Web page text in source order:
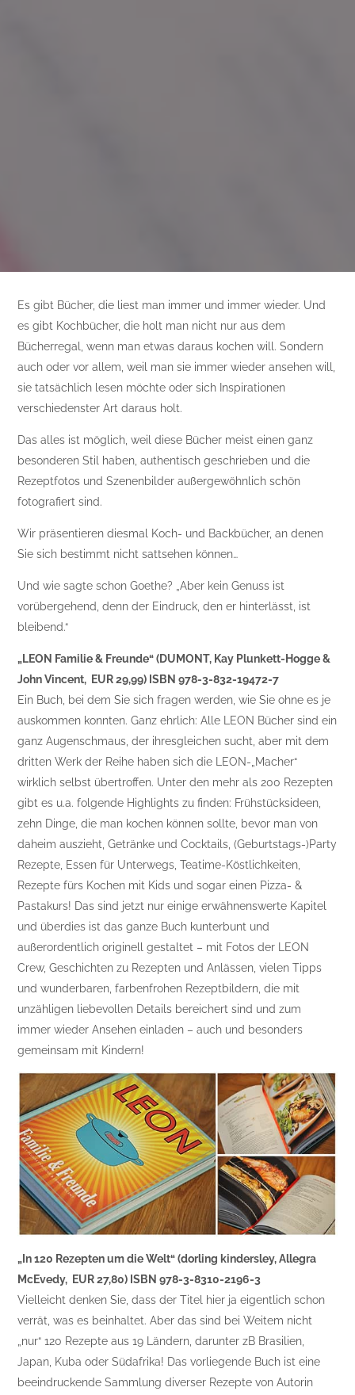
Es gibt Bücher, die liest man immer und immer wieder. Und
es gibt Kochbücher, die holt man nicht nur aus dem
Bücherregal, wenn man etwas daraus kochen will. Sondern
auch oder vor allem, weil man sie immer wieder ansehen will,
sie tatsächlich lesen möchte oder sich Inspirationen
verschiedenster Art daraus holt.
Das alles ist möglich, weil diese Bücher meist einen ganz
besonderen Stil haben, authentisch geschrieben und die
Rezeptfotos und Szenenbilder außergewöhnlich schön
fotografiert sind.
Wir präsentieren diesmal Koch- und Backbücher, an denen
Sie sich bestimmt nicht sattsehen können…
Und wie sagte schon Goethe? „Aber kein Genuss ist
vorübergehend, denn der Eindruck, den er hinterlässt, ist
bleibend.“
„LEON Familie & Freunde“ (DUMONT, Kay Plunkett-Hogge &
John Vincent, EUR 29,99) ISBN 978-3-832-19472-7
Ein Buch, bei dem Sie sich fragen werden, wie Sie ohne es je
auskommen konnten. Ganz ehrlich: Alle LEON Bücher sind ein
ganz Augenschmaus, der ihresgleichen sucht, aber mit dem
dritten Werk der Reihe haben sich die LEON-„Macher“
wirklich selbst übertroffen. Unter den mehr als 200 Rezepten
gibt es u.a. folgende Highlights zu finden: Frühstücksideen,
zehn Dinge, die man kochen können sollte, bevor man von
daheim auszieht, Getränke und Cocktails, (Geburtstags-)Party
Rezepte, Essen für Unterwegs, Teatime-Köstlichkeiten,
Rezepte fürs Kochen mit Kids und sogar einen Pizza- &
Pastakurs! Das sind jetzt nur einige erwähnenswerte Kapitel
und überdies ist das ganze Buch kunterbunt und
außerordentlich originell gestaltet – mit Fotos der LEON
Crew, Geschichten zu Rezepten und Anlässen, vielen Tipps
und wunderbaren, farbenfrohen Rezeptbildern, die mit
unzähligen liebevollen Details bereichert sind und zum
immer wieder Ansehen einladen – auch und besonders
gemeinsam mit Kindern!
„In 120 Rezepten um die Welt“ (dorling kindersley, Allegra
McEvedy, EUR 27,80) ISBN 978-3-8310-2196-3
Vielleicht denken Sie, dass der Titel hier ja eigentlich schon
verrät, was es beinhaltet. Aber das sind bei Weitem nicht
„nur“ 120 Rezepte aus 19 Ländern, darunter zB Brasilien,
Japan, Kuba oder Südafrika! Das vorliegende Buch ist eine
beeindruckende Sammlung diverser Rezepte von Autorin